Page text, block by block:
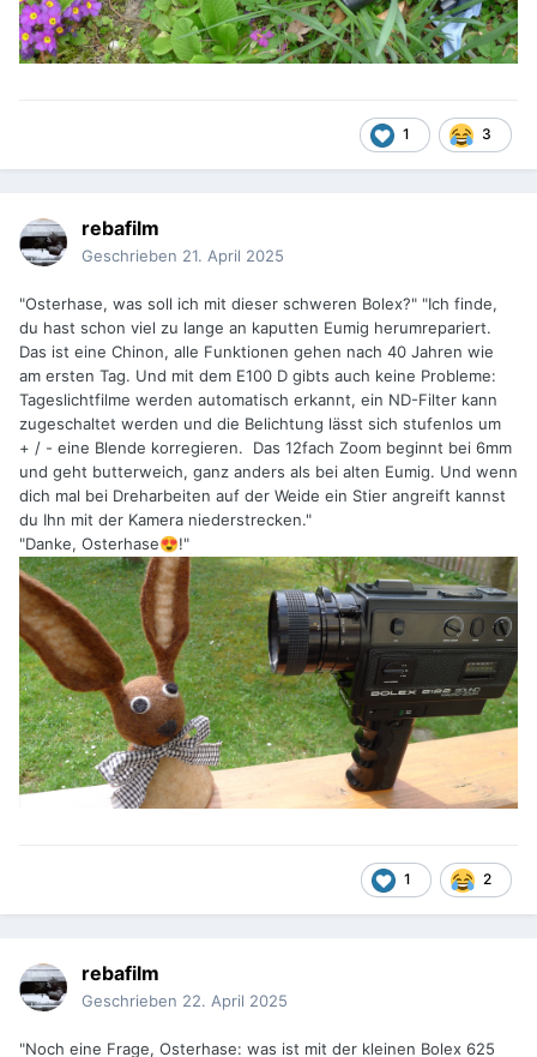
1 3
rebafilm
Geschrieben 21. April 2025
"Osterhase, was soll ich mit dieser schweren Bolex?" "Ich finde,
du hast schon viel zu lange an kaputten Eumig herumrepariert.
Das ist eine Chinon, alle Funktionen gehen nach 40 Jahren wie
am ersten Tag. Und mit dem E100 D gibts auch keine Probleme:
Tageslichtfilme werden automatisch erkannt, ein ND-Filter kann
zugeschaltet werden und die Belichtung lässt sich stufenlos um
+ / - eine Blende korregieren. Das 12fach Zoom beginnt bei 6mm
und geht butterweich, ganz anders als bei alten Eumig. Und wenn
dich mal bei Dreharbeiten auf der Weide ein Stier angreift kannst
du Ihn mit der Kamera niederstrecken."
"Danke, Osterhase😍!"
1 2
rebafilm
Geschrieben 22. April 2025
"Noch eine Frage, Osterhase: was ist mit der kleinen Bolex 625